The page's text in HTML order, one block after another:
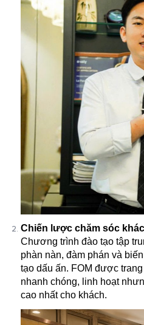
Chiến lược chăm sóc
Chương trình đào tạo tập
phàn nàn, đàm phán và
tạo dấu ấn. FOM được
nhanh chóng, linh hoạt
cao nhất cho khách.